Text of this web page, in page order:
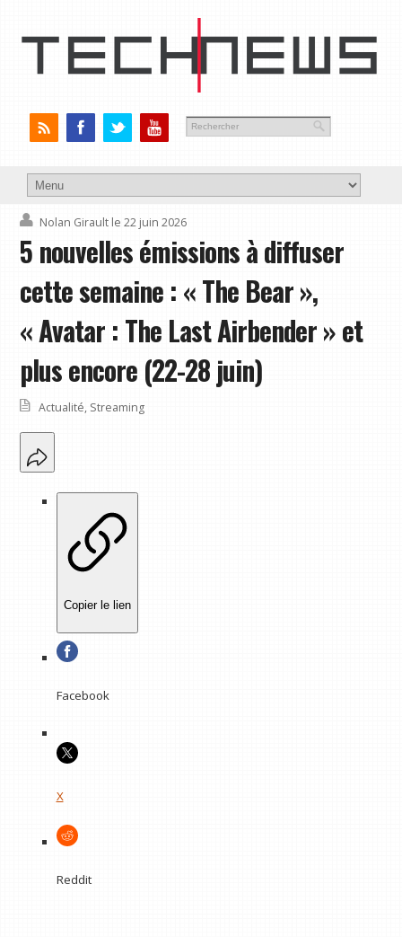
Nolan Girault le 22 juin 2026
5 nouvelles émissions à diffuser
cette semaine : « The Bear »,
« Avatar : The Last Airbender » et
plus encore (22-28 juin)
Actualité, Streaming
Copier le lien
Facebook
X
Reddit